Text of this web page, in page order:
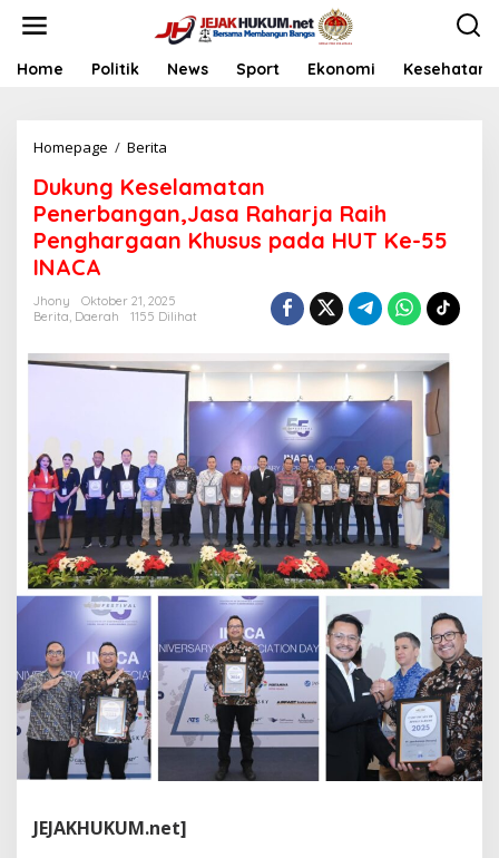
Home Politik News Sport Ekonomi Kesehatan
Homepage / Berita
k
u
n
g
s
e
a
n
P
e
e
r
b
g
a
n
,
J
a
a
Dukung Keselamatan
Penerbangan,Jasa Raharja Raih
Penghargaan Khusus pada HUT Ke-55
INACA
Jhony
Oktober 21, 2025
Berita, Daerah 1155 Dilihat
JEJAKHUKUM.net]